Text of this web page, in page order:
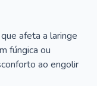
afeta a laringe
fúngica ou
ao engolir